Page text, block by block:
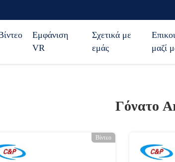
Εμφάνιση
VR
Σχετικά με
εμάς
μαζί
Γόνατο
Βίντεο